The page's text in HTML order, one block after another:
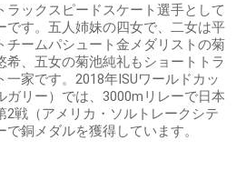
ラックスピードスケート選手として
です。五人姉妹の四女で、二女は平
チームパシュート金メダリストの菊
希、五女の菊池純礼もショートトラ
家です。2018年ISUワールドカッ
ガリー）では、3000mリレーで日本
2戦（アメリカ・ソルトレークシテ
銅メダルを獲得しています。